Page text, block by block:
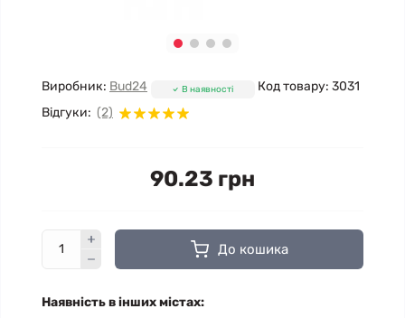
Виробник: Bud24 Код товару: 3031
Відгуки: (2)
В наявності
90.23 грн
До кошика
Наявність в інших містах: